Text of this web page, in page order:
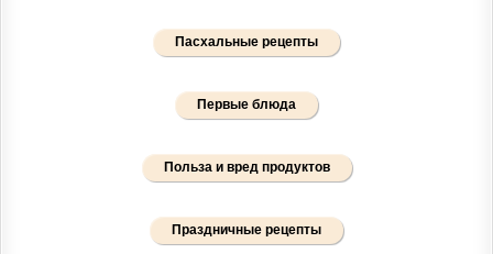
Пасхальные рецепты
Первые блюда
Польза и вред продуктов
Праздничные рецепты